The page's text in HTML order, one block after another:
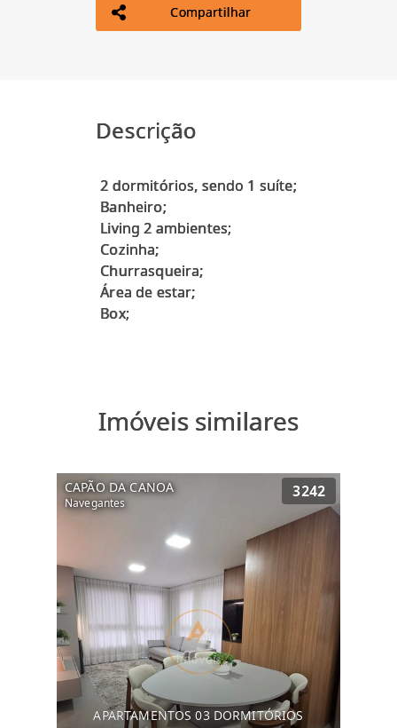
Compartilhar
Descrição
2 dormitórios, sendo 1 suíte;
Banheiro;
Living 2 ambientes;
Cozinha;
Churrasqueira;
Área de estar;
Imóveis similares
CAPÃO DA CANOA
Navegantes
3242
APARTAMENTOS 03 DORMITÓRIOS